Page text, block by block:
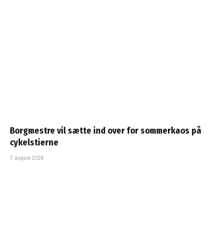
Borgmestre vil sætte ind over for sommerkaos på
cykelstierne
7. august 2026